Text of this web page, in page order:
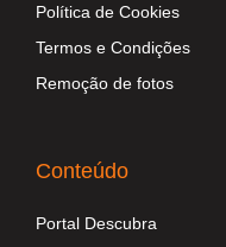
Política de Cookies
Termos e Condições
Remoção de fotos
Conteúdo
Portal Descubra